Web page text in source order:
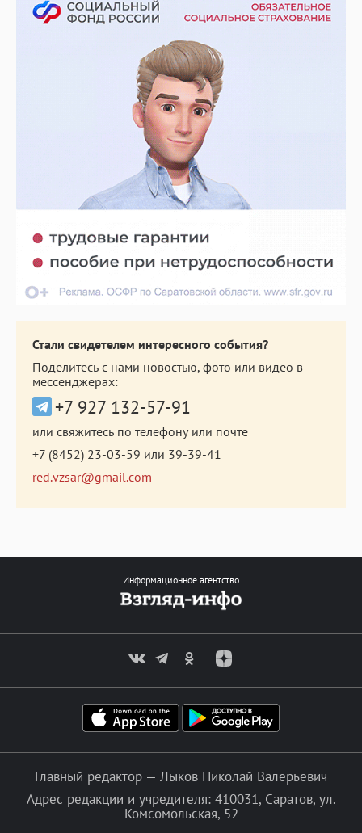
Стали свидетелем интересного события?
Поделитесь с нами новостью, фото или видео в
мессенджерах:
+7 927 132-57-91
или свяжитесь по телефону или почте
+7 (8452) 23-03-59 или 39-39-41
red.vzsar@gmail.com
Информационное агентство
Главный редактор — Лыков Николай Валерьевич
Адрес редакции и учредителя: 410031, Саратов, ул.
Комсомольская, 52